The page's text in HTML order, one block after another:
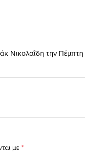
Νικολαΐδη την Πέμπτη
με *